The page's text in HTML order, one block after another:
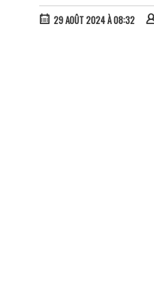
29 AOÛT 2024 À 08:32